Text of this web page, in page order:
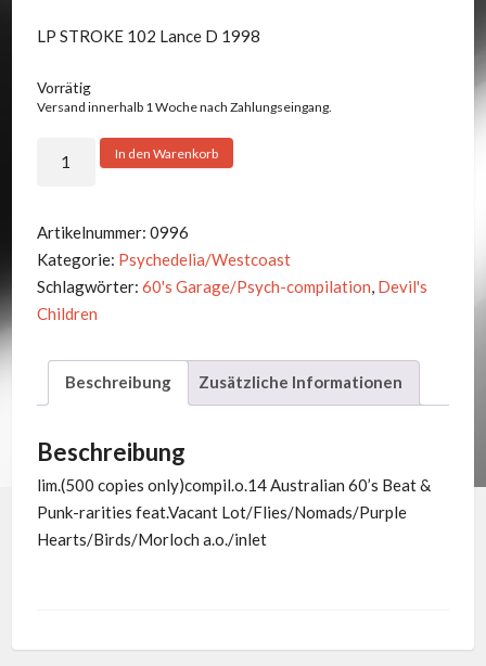
LP STROKE 102 Lance D 1998
Vorrätig
Versand innerhalb 1 Woche nach Zahlungseingang.
CHILDREN
Menge
In den Warenkorb
Artikelnummer: 0996
Kategorie: Psychedelia/Westcoast
Schlagwörter: 60's Garage/Psych-compilation, Devil's
Children
Beschreibung Zusätzliche Informationen
Beschreibung
lim.(500 copies only)compil.o.14 Australian 60’s Beat &
Punk-rarities feat.Vacant Lot/Flies/Nomads/Purple
Hearts/Birds/Morloch a.o./inlet